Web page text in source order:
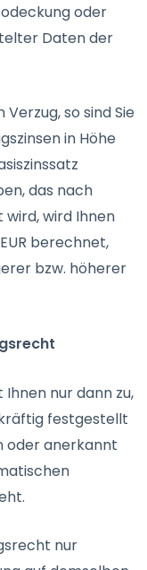
oder
Daten der
so sind Sie
in Höhe
das nach
wird, wird Ihnen
berechnet,
bzw. höherer
nur dann zu,
festgestellt
oder anerkannt
nur